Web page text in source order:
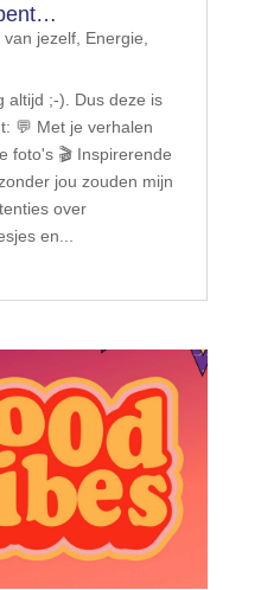
van jezelf, Energie
altijd ;-). Dus deze is
💬 Met je verhalen
foto's 🎬 Inspirerende
jou zouden mijn
over
en...